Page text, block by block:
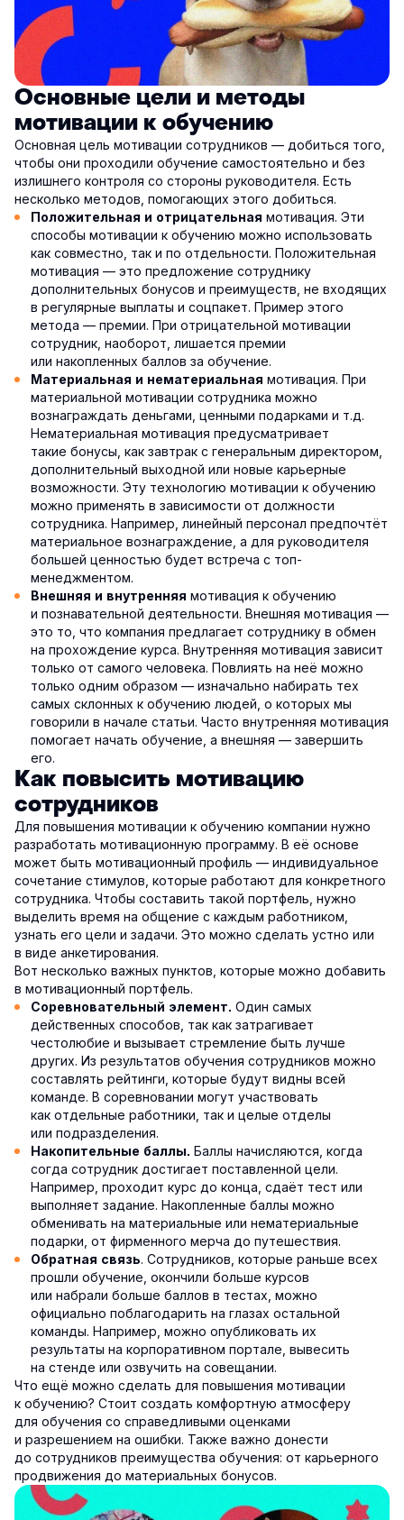
Основные цели и методы
мотивации к обучению
Основная цель мотивации сотрудников — добиться того,
чтобы они проходили обучение самостоятельно и без
излишнего контроля со стороны руководителя. Есть
несколько методов, помогающих этого добиться.
Положительная и отрицательная мотивация. Эти
способы мотивации к обучению можно использовать
как совместно, так и по отдельности. Положительная
мотивация — это предложение сотруднику
дополнительных бонусов и преимуществ, не входящих
в регулярные выплаты и соцпакет. Пример этого
метода — премии. При отрицательной мотивации
сотрудник, наоборот, лишается премии
или накопленных баллов за обучение.
Материальная и нематериальная мотивация. При
материальной мотивации сотрудника можно
вознаграждать деньгами, ценными подарками и т.д.
Нематериальная мотивация предусматривает
такие бонусы, как завтрак с генеральным директором,
дополнительный выходной или новые карьерные
возможности. Эту технологию мотивации к обучению
можно применять в зависимости от должности
сотрудника. Например, линейный персонал предпочтёт
материальное вознаграждение, а для руководителя
большей ценностью будет встреча с топ-
менеджментом.
Внешняя и внутренняя мотивация к обучению
и познавательной деятельности. Внешняя мотивация —
это то, что компания предлагает сотруднику в обмен
на прохождение курса. Внутренняя мотивация зависит
только от самого человека. Повлиять на неё можно
только одним образом — изначально набирать тех
самых склонных к обучению людей, о которых мы
говорили в начале статьи. Часто внутренняя мотивация
помогает начать обучение, а внешняя — завершить
его.
Как повысить мотивацию
сотрудников
Для повышения мотивации к обучению компании нужно
разработать мотивационную программу. В её основе
может быть мотивационный профиль — индивидуальное
сочетание стимулов, которые работают для конкретного
сотрудника. Чтобы составить такой портфель, нужно
выделить время на общение с каждым работником,
узнать его цели и задачи. Это можно сделать устно или
в виде анкетирования.
Вот несколько важных пунктов, которые можно добавить
в мотивационный портфель.
Соревновательный элемент. Один самых
действенных способов, так как затрагивает
честолюбие и вызывает стремление быть лучше
других. Из результатов обучения сотрудников можно
составлять рейтинги, которые будут видны всей
команде. В соревновании могут участвовать
как отдельные работники, так и целые отделы
или подразделения.
Накопительные баллы. Баллы начисляются, когда
согда сотрудник достигает поставленной цели.
Например, проходит курс до конца, сдаёт тест или
выполняет задание. Накопленные баллы можно
обменивать на материальные или нематериальные
подарки, от фирменного мерча до путешествия.
Обратная связь. Сотрудников, которые раньше всех
прошли обучение, окончили больше курсов
или набрали больше баллов в тестах, можно
официально поблагодарить на глазах остальной
команды. Например, можно опубликовать их
результаты на корпоративном портале, вывесить
на стенде или озвучить на совещании.
Что ещё можно сделать для повышения мотивации
к обучению? Стоит создать комфортную атмосферу
для обучения со справедливыми оценками
и разрешением на ошибки. Также важно донести
до сотрудников преимущества обучения: от карьерного
продвижения до материальных бонусов.